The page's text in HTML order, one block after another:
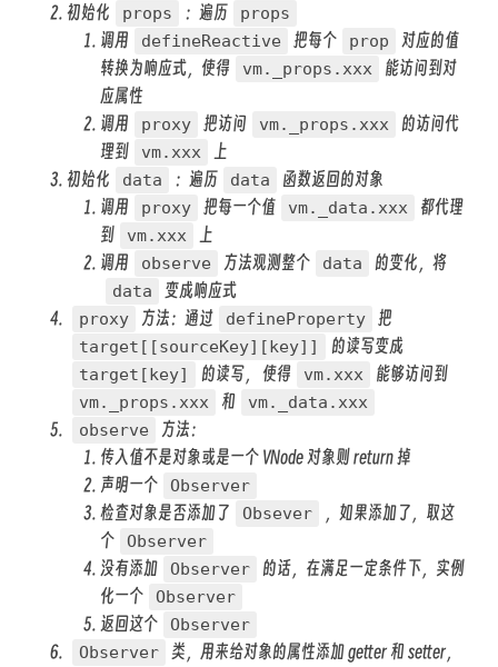
初始化
props ：遍历 props
调用 defineReactive 把每个 prop
对应的值
转换为响应式，使得
vm._props.xxx
能访问到对
应属性
调用
proxy 把访问 vm._props.xxx
的访问代
理到
vm.xxx
上
初始化
data ：遍历 data
函数返回的对象
调用
proxy 把每一个值 vm._data.xxx
都代理
到
vm.xxx
上
调用
observe 方法观测整个 data 的变化，将
data 变成响应式
proxy 方法：通过 defineProperty 把
target[[sourceKey][key]] 的读写变成
target[key] 的读写， 使得 vm.xxx 能够访问到
vm._props.xxx 和
vm._data.xxx
observe
方法：
传入值不是对象或是一个 VNode 对象则 return 掉
声明一个
Observer
检查对象是否添加了 Obsever
，如果添加了，取这
个
Observer
没有添加 Observer
的话，在满足一定条件下，实例
化一个
Observer
返回这个
Observer
Observer
类，用来给对象的属性添加 getter 和 setter，